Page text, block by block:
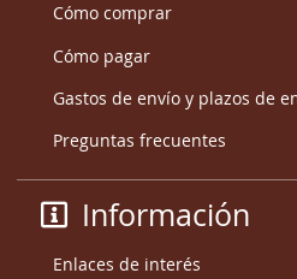
Cómo comprar
Cómo pagar
Gastos de envío y plazos de
Preguntas frecuentes
Información
Enlaces de interés